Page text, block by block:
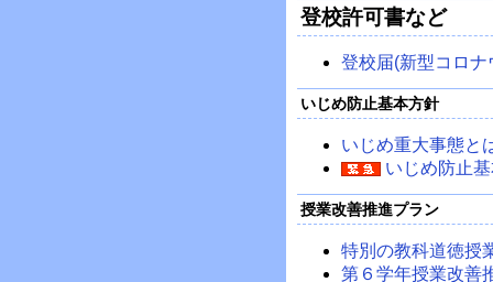
登校許可書など
登校届(新型コロ
いじめ防止基本方針
いじめ重大事態と
いじめ防止
授業改善推進プラン
特別の教科道徳授
第６学年授業改善